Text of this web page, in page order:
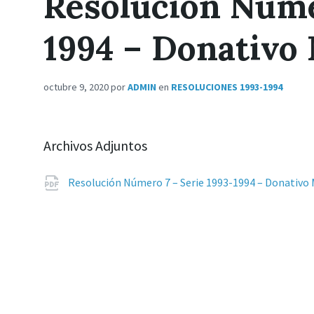
1994 – Donativo
octubre 9, 2020porADMIN en RESOLUCIONES 1993-1994
Archivos Adjuntos
Resolución Número 7 – Serie 1993-1994 – Donativo